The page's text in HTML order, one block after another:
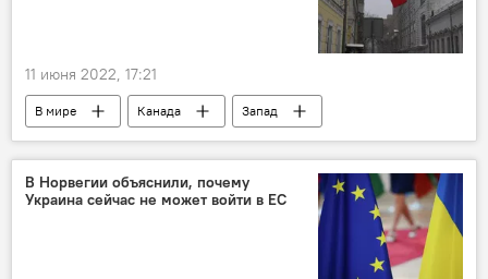
11 июня 2022, 17:21
В мире Канада
Запад
Украина
В Норвегии объяснили, почему
Украина сейчас не может войти в ЕС